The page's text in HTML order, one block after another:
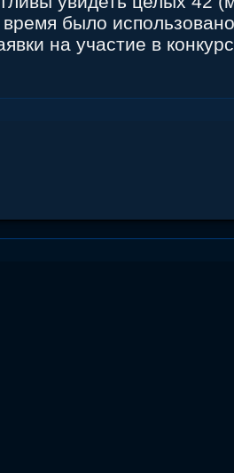
время было
на участие в